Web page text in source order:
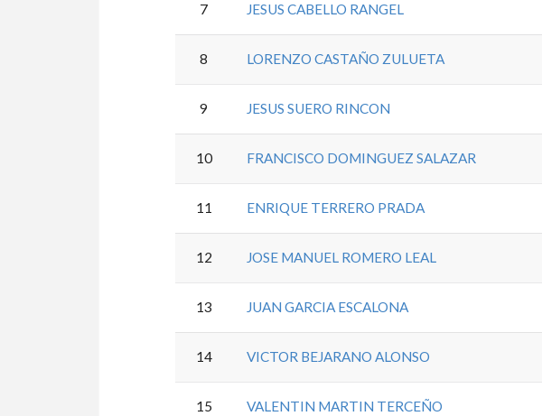
7 JESUS CABELLO RANGEL
8 LORENZO CASTAÑO ZULUETA
9 JESUS SUERO RINCON
10 FRANCISCO DOMINGUEZ SALAZAR
11 ENRIQUE TERRERO PRADA
12 JOSE MANUEL ROMERO LEAL
13 JUAN GARCIA ESCALONA
14 VICTOR BEJARANO ALONSO
15 VALENTIN MARTIN TERCEÑO